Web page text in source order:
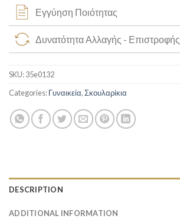
Εγγύηση Ποιότητας
Δυνατότητα Αλλαγής - Επιστροφής
SKU:35e0132
Categories:Γυναικεία,Σκουλαρίκια
DESCRIPTION
ADDITIONAL INFORMATION